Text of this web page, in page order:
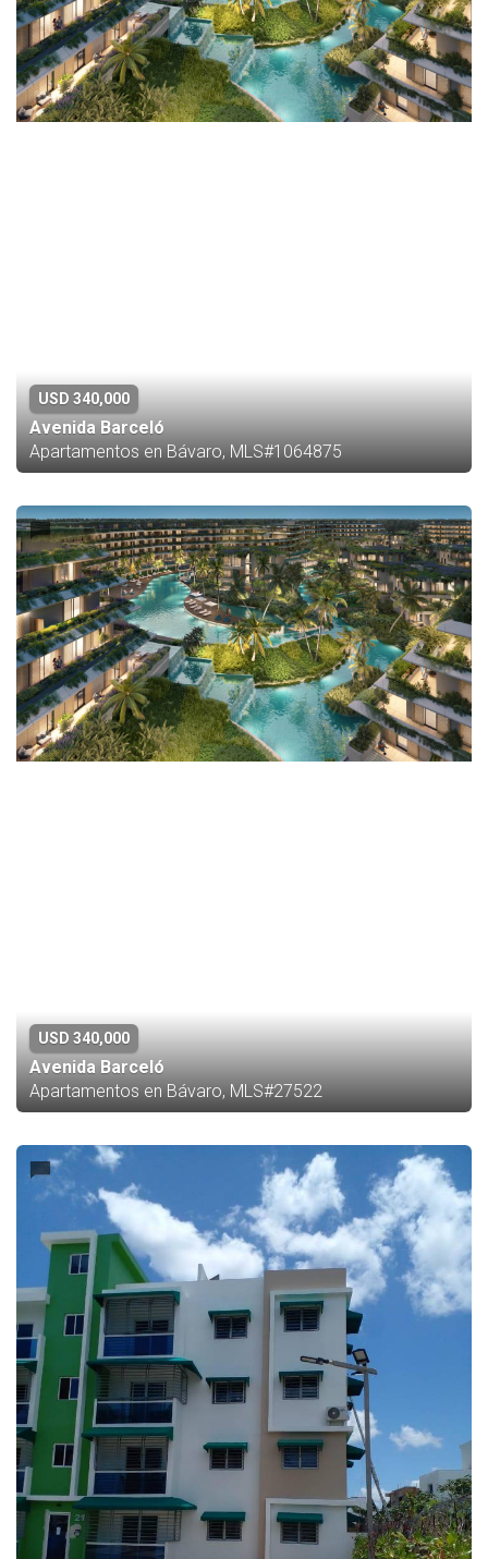
USD 340,000
Avenida Barceló
Apartamentos en Bávaro, MLS#1064875
USD 340,000
Avenida Barceló
Apartamentos en Bávaro, MLS#27522